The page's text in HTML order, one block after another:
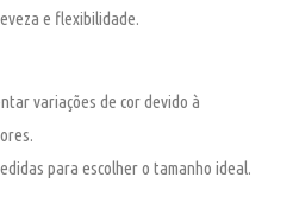
e flexibilidade.
variações de cor devido à
para escolher o tamanho ideal.